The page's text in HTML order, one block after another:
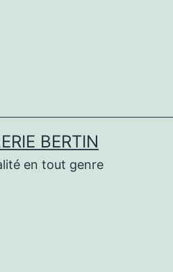
BERTIN
en tout genre